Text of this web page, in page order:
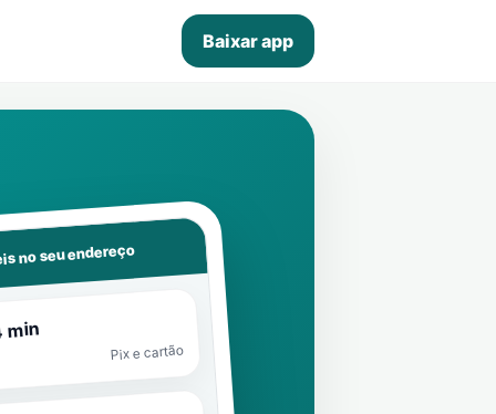
Baixar app
no seu endereço
min
Pix e cartão